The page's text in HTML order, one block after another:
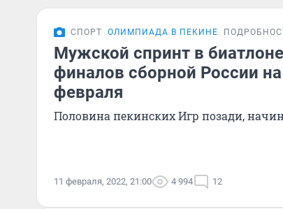
СПОРТ ОЛИМПИАДА В ПЕКИНЕ
Мужской спринт в
финалов сборной России
февраля
Половина пекинских Игр позади,
11 февраля, 2022, 21:00 4 994 12